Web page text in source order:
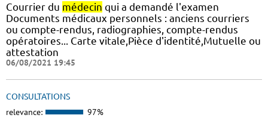
Courrier du médecin qui a demandé l'examen
Documents médicaux personnels : anciens courriers
ou compte-rendus, radiographies, compte-rendus
opératoires... Carte vitale,Pièce d'identité,Mutuelle ou
attestation
06/08/2021 19:45
CONSULTATIONS
relevance: 97%